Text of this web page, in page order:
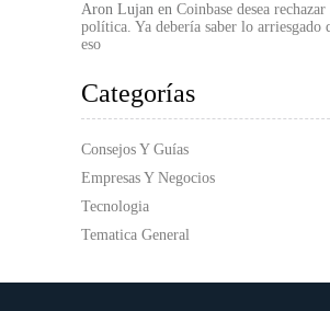
Aron Lujan en Coinbase desea rechazar
política. Ya debería saber lo arriesgado
eso
Categorías
Consejos Y Guías
Empresas Y Negocios
Tecnologia
Tematica General